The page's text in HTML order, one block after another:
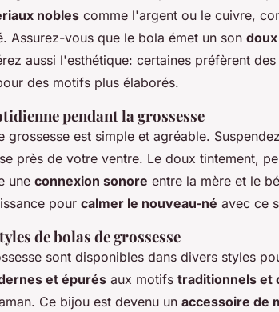
nobles comme l'argent ou le cuivre,
Assurez-vous que le bola émet un son
aussi l'esthétique: certaines préfèrent
des motifs plus élaborés.
pendant la grossesse
grossesse est simple et agréable.
près de votre ventre. Le doux tintement,
une connexion sonore entre la mère et le
pour calmer le nouveau-né avec ce
de bolas de grossesse
sont disponibles dans divers styles
et épurés aux motifs traditionnels et
Ce bijou est devenu un accessoire de